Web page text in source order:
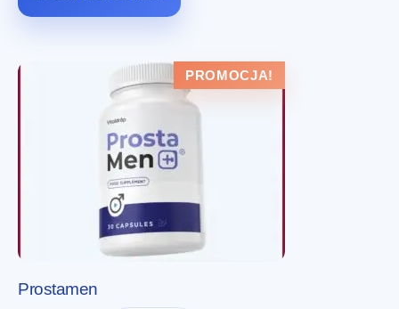
PROMOCJA!
Prostamen